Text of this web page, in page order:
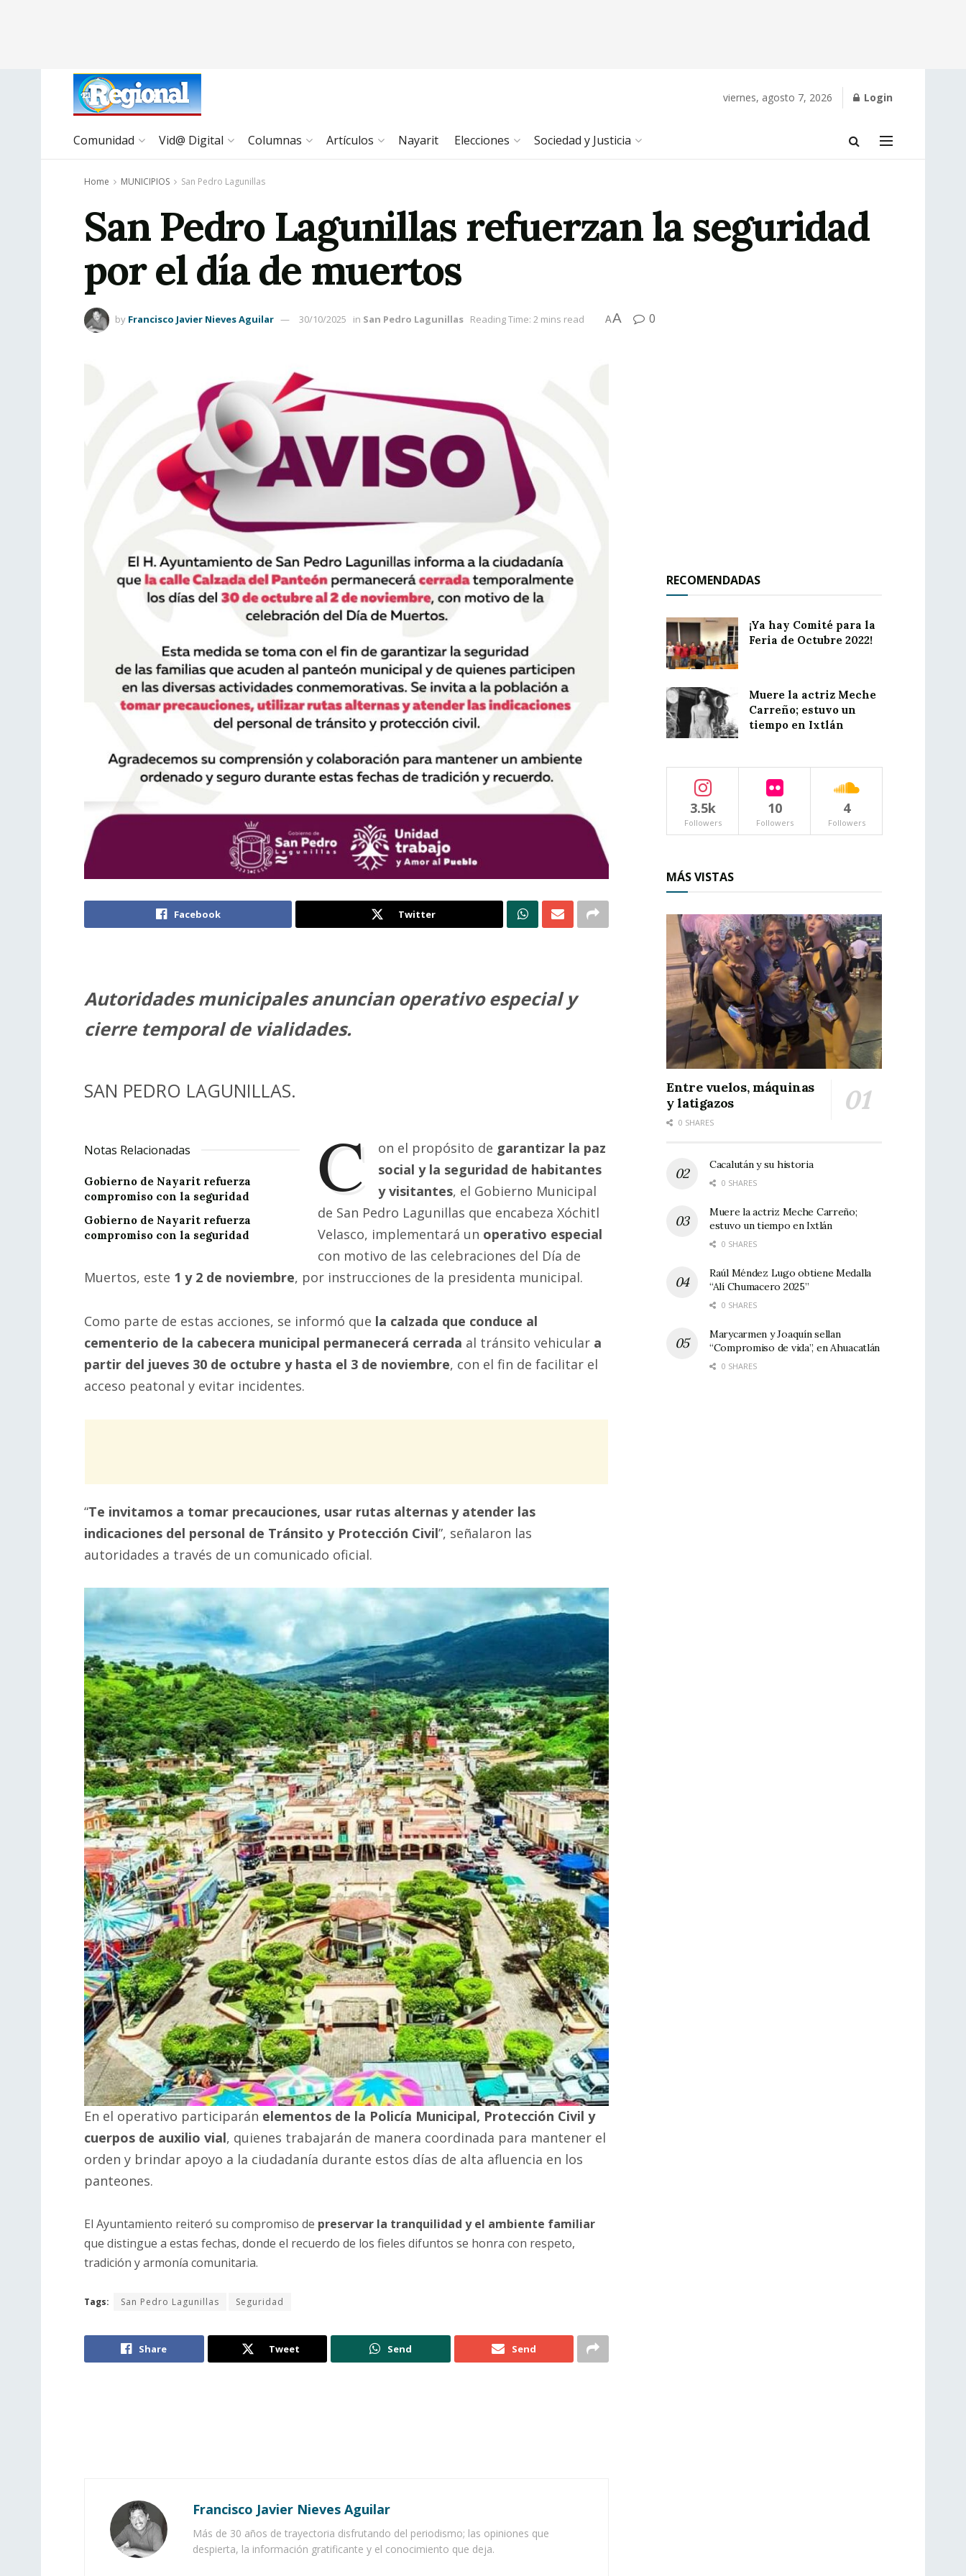
viernes, agosto 7, 2026 Login
Comunidad Vid@ Digital Columnas Artículos Nayarit Elecciones Sociedad y Justicia
Home MUNICIPIOS San Pedro Lagunillas
San Pedro Lagunillas refuerzan la seguridad
por el día de muertos
by Francisco Javier Nieves Aguilar 30/10/2025 in San Pedro Lagunillas Reading Time: 2 mins read AA 0
Facebook Twitter
Autoridades municipales anuncian operativo especial y
cierre temporal de vialidades.
SAN PEDRO LAGUNILLAS.
Notas Relacionadas
Gobierno de Nayarit refuerza
compromiso con la seguridad
Gobierno de Nayarit refuerza
compromiso con la seguridad
C on el propósito de garantizar la paz
social y la seguridad de habitantes
y visitantes, el Gobierno Municipal
de San Pedro Lagunillas que encabeza Xóchitl
Velasco, implementará un operativo especial
con motivo de las celebraciones del Día de
Muertos, este 1 y 2 de noviembre, por instrucciones de la presidenta municipal.
Como parte de estas acciones, se informó que la calzada que conduce al
cementerio de la cabecera municipal permanecerá cerrada al tránsito vehicular a
partir del jueves 30 de octubre y hasta el 3 de noviembre, con el fin de facilitar el
acceso peatonal y evitar incidentes.
“Te invitamos a tomar precauciones, usar rutas alternas y atender las
indicaciones del personal de Tránsito y Protección Civil”, señalaron las
autoridades a través de un comunicado oficial.
En el operativo participarán elementos de la Policía Municipal, Protección Civil y
cuerpos de auxilio vial, quienes trabajarán de manera coordinada para mantener el
orden y brindar apoyo a la ciudadanía durante estos días de alta afluencia en los
panteones.
El Ayuntamiento reiteró su compromiso de preservar la tranquilidad y el ambiente familiar
que distingue a estas fechas, donde el recuerdo de los fieles difuntos se honra con respeto,
tradición y armonía comunitaria.
Tags: San Pedro Lagunillas Seguridad
Share Tweet Send Send
Francisco Javier Nieves Aguilar
Más de 30 años de trayectoria disfrutando del periodismo; las opiniones que
despierta, la información gratificante y el conocimiento que deja.
RECOMENDADAS
¡Ya hay Comité para la
Feria de Octubre 2022!
Muere la actriz Meche
Carreño; estuvo un
tiempo en Ixtlán
3.5k
Followers
10
Followers
4
Followers
MÁS VISTAS
Entre vuelos, máquinas
y latigazos
0 SHARES
Cacalután y su historia
0 SHARES
Muere la actriz Meche Carreño;
estuvo un tiempo en Ixtlán
0 SHARES
Raúl Méndez Lugo obtiene Medalla
“Alí Chumacero 2025”
0 SHARES
Marycarmen y Joaquín sellan
“Compromiso de vida”, en Ahuacatlán
0 SHARES